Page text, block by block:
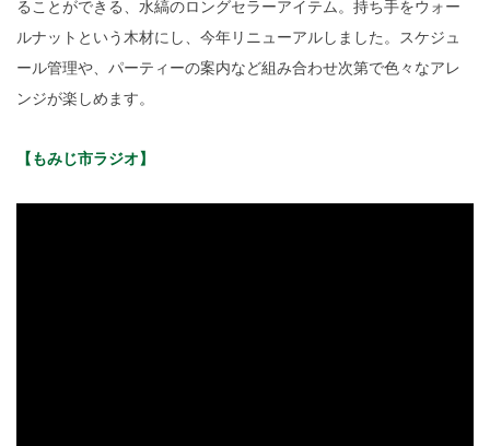
ることができる、水縞のロングセラーアイテム。持ち手をウォー
ルナットという木材にし、今年リニューアルしました。スケジュ
ール管理や、パーティーの案内など組み合わせ次第で色々なアレ
ンジが楽しめます。
【もみじ市ラジオ】